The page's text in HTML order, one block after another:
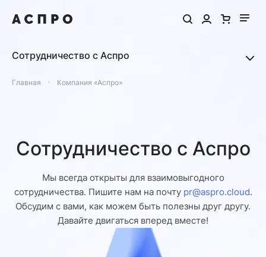
Сотрудничество с Аспро
Главная Компания «Аспро»
Сотрудничество с Аспро
Мы всегда открыты для взаимовыгодного
сотрудничества. Пишите нам на почту pr@aspro.cloud.
Обсудим с вами, как можем быть полезны друг другу.
Давайте двигаться вперед вместе!